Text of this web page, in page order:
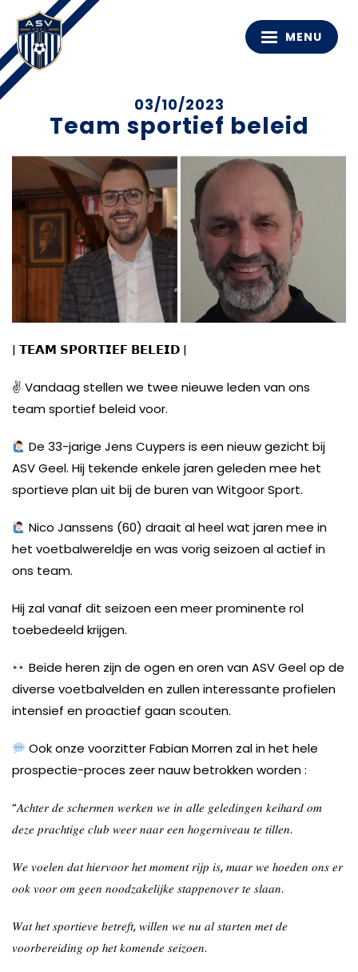
MENU
03/10/2023
Team sportief beleid
| 𝗧𝗘𝗔𝗠 𝗦𝗣𝗢𝗥𝗧𝗜𝗘𝗙 𝗕𝗘𝗟𝗘𝗜𝗗 |
✌️ Vandaag stellen we twee nieuwe leden van ons
team sportief beleid voor.
De 33-jarige Jens Cuypers is een nieuw gezicht bij
ASV Geel. Hij tekende enkele jaren geleden mee het
sportieve plan uit bij de buren van Witgoor Sport.
Nico Janssens (60) draait al heel wat jaren mee in
het voetbalwereldje en was vorig seizoen al actief in
ons team.
Hij zal vanaf dit seizoen een meer prominente rol
toebedeeld krijgen.
Beide heren zijn de ogen en oren van ASV Geel op de
diverse voetbalvelden en zullen interessante profielen
intensief en proactief gaan scouten.
Ook onze voorzitter Fabian Morren zal in het hele
prospectie-proces zeer nauw betrokken worden :
“𝐴𝑐ℎ𝑡𝑒𝑟𝑑𝑒𝑠𝑐ℎ𝑒𝑟𝑚𝑒𝑛 𝑤𝑒𝑟𝑘𝑒𝑛 𝑤𝑒𝑖𝑛 𝑎𝑙𝑙𝑒 𝑔𝑒𝑙𝑒𝑑𝑖𝑛𝑔𝑒𝑛 𝑘𝑒𝑖ℎ𝑎𝑟𝑑𝑜𝑚
𝑑𝑒𝑧𝑒𝑝𝑟𝑎𝑐ℎ𝑡𝑖𝑔𝑒𝑐𝑙𝑢𝑏 𝑤𝑒𝑒𝑟𝑛𝑎𝑎𝑟𝑒𝑒𝑛 ℎ𝑜𝑔𝑒𝑟𝑛𝑖𝑣𝑒𝑎𝑢 𝑡𝑒𝑡𝑖𝑙𝑙𝑒𝑛.
𝑊𝑒𝑣𝑜𝑒𝑙𝑒𝑛 𝑑𝑎𝑡ℎ𝑖𝑒𝑟𝑣𝑜𝑜𝑟ℎ𝑒𝑡𝑚𝑜𝑚𝑒𝑛𝑡𝑟𝑖𝑗𝑝 𝑖𝑠,𝑚𝑎𝑎𝑟𝑤𝑒ℎ𝑜𝑒𝑑𝑒𝑛 𝑜𝑛𝑠𝑒𝑟
𝑜𝑜𝑘𝑣𝑜𝑜𝑟𝑜𝑚 𝑔𝑒𝑒𝑛 𝑛𝑜𝑜𝑑𝑧𝑎𝑘𝑒𝑙𝑖𝑗𝑘𝑒𝑠𝑡𝑎𝑝𝑝𝑒𝑛𝑜𝑣𝑒𝑟𝑡𝑒𝑠𝑙𝑎𝑎𝑛.
𝑊𝑎𝑡ℎ𝑒𝑡𝑠𝑝𝑜𝑟𝑡𝑖𝑒𝑣𝑒𝑏𝑒𝑡𝑟𝑒𝑓𝑡,𝑤𝑖𝑙𝑙𝑒𝑛 𝑤𝑒𝑛𝑢 𝑎𝑙𝑠𝑡𝑎𝑟𝑡𝑒𝑛 𝑚𝑒𝑡𝑑𝑒
𝑣𝑜𝑜𝑟𝑏𝑒𝑟𝑒𝑖𝑑𝑖𝑛𝑔 𝑜𝑝 ℎ𝑒𝑡𝑘𝑜𝑚𝑒𝑛𝑑𝑒𝑠𝑒𝑖𝑧𝑜𝑒𝑛.